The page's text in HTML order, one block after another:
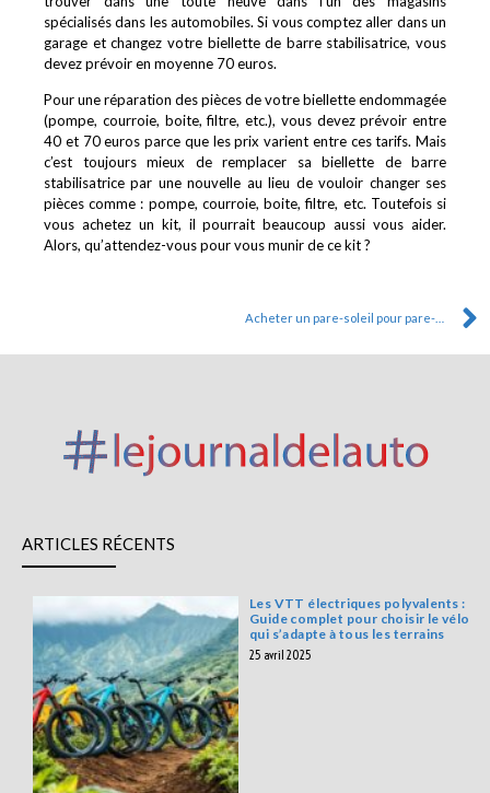
spécialisés dans les automobiles. Si vous comptez aller dans un
garage et changez votre biellette de barre stabilisatrice, vous
devez prévoir en moyenne 70 euros.
Pour une réparation des pièces de votre biellette endommagée
(pompe, courroie, boite, filtre, etc.), vous devez prévoir entre
40 et 70 euros parce que les prix varient entre ces tarifs. Mais
c’est toujours mieux de remplacer sa biellette de barre
stabilisatrice par une nouvelle au lieu de vouloir changer ses
pièces comme : pompe, courroie, boite, filtre, etc. Toutefois si
vous achetez un kit, il pourrait beaucoup aussi vous aider.
Alors, qu’attendez-vous pour vous munir de ce kit ?
Acheter un pare-soleil pour pare-brise avant auto : utilite, conseils et modeles
ARTICLES RÉCENTS
Les VTT électriques polyvalents :
Guide complet pour choisir le vélo
qui s’adapte à tous les terrains
25 avril 2025